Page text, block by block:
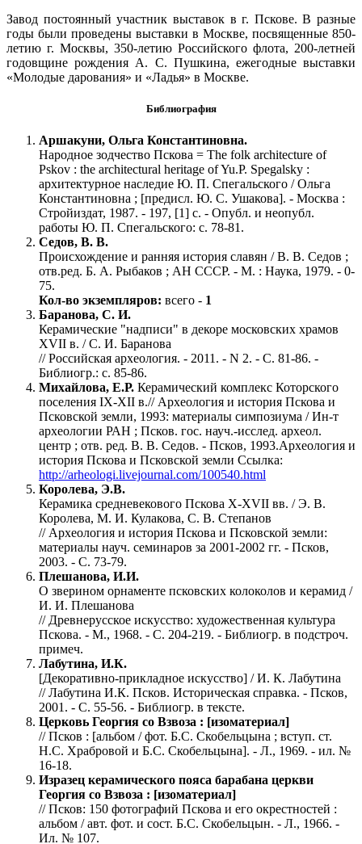
Завод постоянный участник выставок в г. Пскове. В разные
годы были проведены выставки в Москве, посвященные 850-
летию г. Москвы, 350-летию Российского флота, 200-летней
годовщине рождения А. С. Пушкина, ежегодные выставки
«Молодые дарования» и «Ладья» в Москве.
Библиография
Аршакуни, Ольга Константиновна.
Народное зодчество Пскова = The folk architecture of
Pskov : the architectural heritage of Yu.P. Spegalsky :
архитектурное наследие Ю. П. Спегальского / Ольга
Константиновна ; [предисл. Ю. С. Ушакова]. - Москва :
Стройиздат, 1987. - 197, [1] с. - Опубл. и неопубл.
работы Ю. П. Спегальского: с. 78-81.
Седов, В. В.
Происхождение и ранняя история славян / В. В. Седов ;
отв.ред. Б. А. Рыбаков ; АН СССР. - М. : Наука, 1979. - 0-
75.
Кол-во экземпляров: всего - 1
Баранова, С. И.
Керамические "надписи" в декоре московских храмов
XVII в. / С. И. Баранова
// Российская археология. - 2011. - N 2. - С. 81-86. -
Библиогр.: с. 85-86.
Михайлова, Е.Р. Керамический комплекс Которского
поселения IX-XII в.// Археология и история Пскова и
Псковской земли, 1993: материалы симпозиума / Ин-т
археологии РАН ; Псков. гос. науч.-исслед. археол.
центр ; отв. ред. В. В. Седов. - Псков, 1993.Археология и
история Пскова и Псковской земли Ссылка:
http://arheologi.livejournal.com/100540.html
Королева, Э.В.
Керамика средневекового Пскова X-XVII вв. / Э. В.
Королева, М. И. Кулакова, С. В. Степанов
// Археология и история Пскова и Псковской земли:
материалы науч. семинаров за 2001-2002 гг. - Псков,
2003. - С. 73-79.
Плешанова, И.И.
О зверином орнаменте псковских колоколов и керамид /
И. И. Плешанова
// Древнерусское искусство: художественная культура
Пскова. - М., 1968. - С. 204-219. - Библиогр. в подстроч.
примеч.
Лабутина, И.К.
[Декоративно-прикладное искусство] / И. К. Лабутина
// Лабутина И.К. Псков. Историческая справка. - Псков,
2001. - С. 55-56. - Библиогр. в тексте.
Церковь Георгия со Взвоза : [изоматериал]
// Псков : [альбом / фот. Б.С. Скобельцына ; вступ. ст.
Н.С. Храбровой и Б.С. Скобельцына]. - Л., 1969. - ил. №
16-18.
Изразец керамического пояса барабана церкви
Георгия со Взвоза : [изоматериал]
// Псков: 150 фотографий Пскова и его окрестностей :
альбом / авт. фот. и сост. Б.С. Скобельцын. - Л., 1966. -
Ил. № 107.